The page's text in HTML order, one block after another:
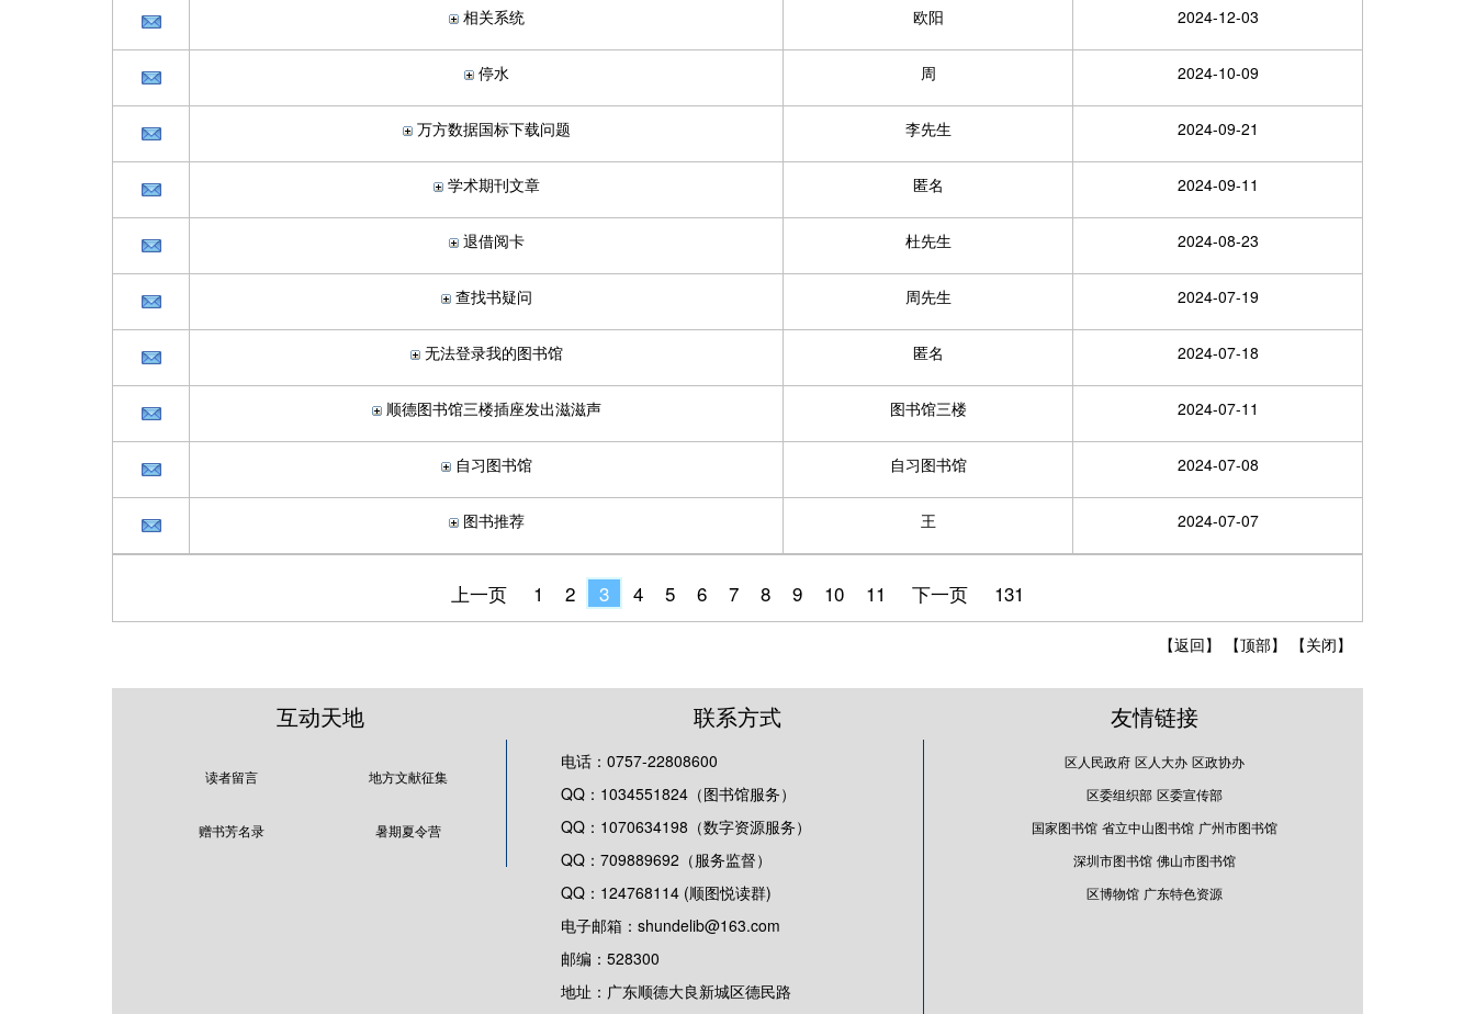
相关系统 欧阳 2024-12-03
停水 周 2024-10-09
万方数据国标下载问题 李先生 2024-09-21
学术期刊文章 匿名 2024-09-11
退借阅卡 杜先生 2024-08-23
查找书疑问 周先生 2024-07-19
无法登录我的图书馆 匿名 2024-07-18
顺德图书馆三楼插座发出滋滋声 图书馆三楼 2024-07-11
自习图书馆 自习图书馆 2024-07-08
图书推荐 王 2024-07-07
上一页 1 2 3 4 5 6 7 8 9 10 11 下一页 131
【返回】 【顶部】 【关闭】
互动天地
读者留言 地方文献征集
赠书芳名录 暑期夏令营
联系方式
电话：0757-22808600
QQ：1034551824（图书馆服务）
QQ：1070634198（数字资源服务）
QQ：709889692（服务监督）
QQ：124768114 (顺图悦读群)
电子邮箱：shundelib@163.com
邮编：528300
地址：广东顺德大良新城区德民路
友情链接
区人民政府 区人大办 区政协办
区委组织部 区委宣传部
国家图书馆 省立中山图书馆 广州市图书馆
深圳市图书馆 佛山市图书馆
区博物馆 广东特色资源